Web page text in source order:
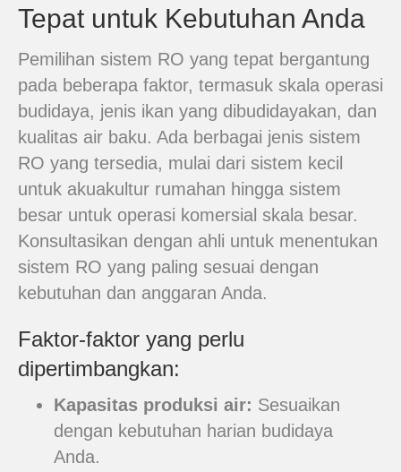
Tepat untuk Kebutuhan Anda
Pemilihan sistem RO yang tepat bergantung
pada beberapa faktor, termasuk skala operasi
budidaya, jenis ikan yang dibudidayakan, dan
kualitas air baku. Ada berbagai jenis sistem
RO yang tersedia, mulai dari sistem kecil
untuk akuakultur rumahan hingga sistem
besar untuk operasi komersial skala besar.
Konsultasikan dengan ahli untuk menentukan
sistem RO yang paling sesuai dengan
kebutuhan dan anggaran Anda.
Faktor-faktor yang perlu
dipertimbangkan:
Kapasitas produksi air: Sesuaikan
dengan kebutuhan harian budidaya
Anda.